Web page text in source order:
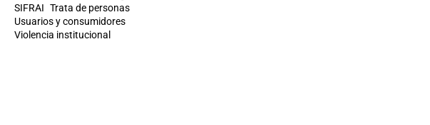
SIFRAI Trata de personas
Usuarios y consumidores
Violencia institucional